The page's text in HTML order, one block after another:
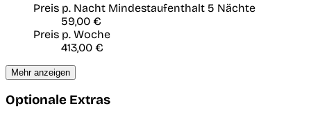
Preis p. Nacht Mindestaufenthalt 5 Nächte
59,00 €
Preis p. Woche
413,00 €
Mehr anzeigen
Optionale Extras